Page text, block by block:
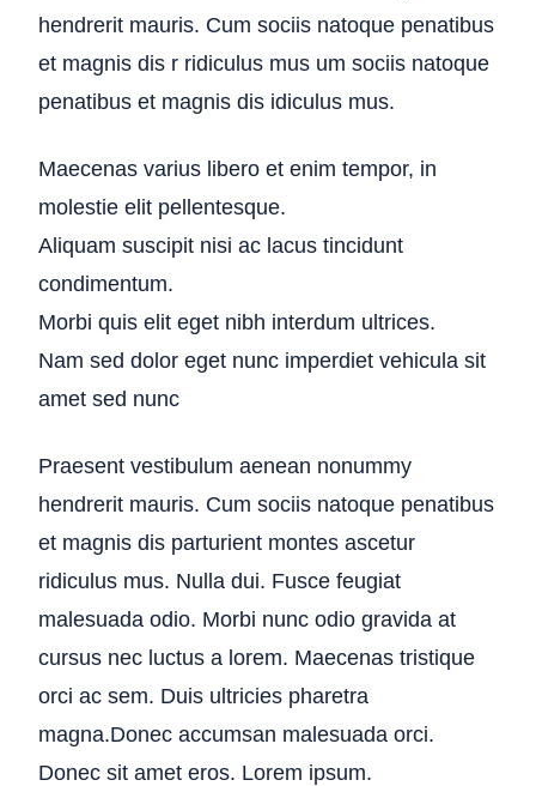
hendrerit mauris. Cum sociis natoque penatibus
et magnis dis r ridiculus mus um sociis natoque
penatibus et magnis dis idiculus mus.
Maecenas varius libero et enim tempor, in
molestie elit pellentesque.
Aliquam suscipit nisi ac lacus tincidunt
condimentum.
Morbi quis elit eget nibh interdum ultrices.
Nam sed dolor eget nunc imperdiet vehicula sit
amet sed nunc
Praesent vestibulum aenean nonummy
hendrerit mauris. Cum sociis natoque penatibus
et magnis dis parturient montes ascetur
ridiculus mus. Nulla dui. Fusce feugiat
malesuada odio. Morbi nunc odio gravida at
cursus nec luctus a lorem. Maecenas tristique
orci ac sem. Duis ultricies pharetra
magna.Donec accumsan malesuada orci.
Donec sit amet eros. Lorem ipsum.